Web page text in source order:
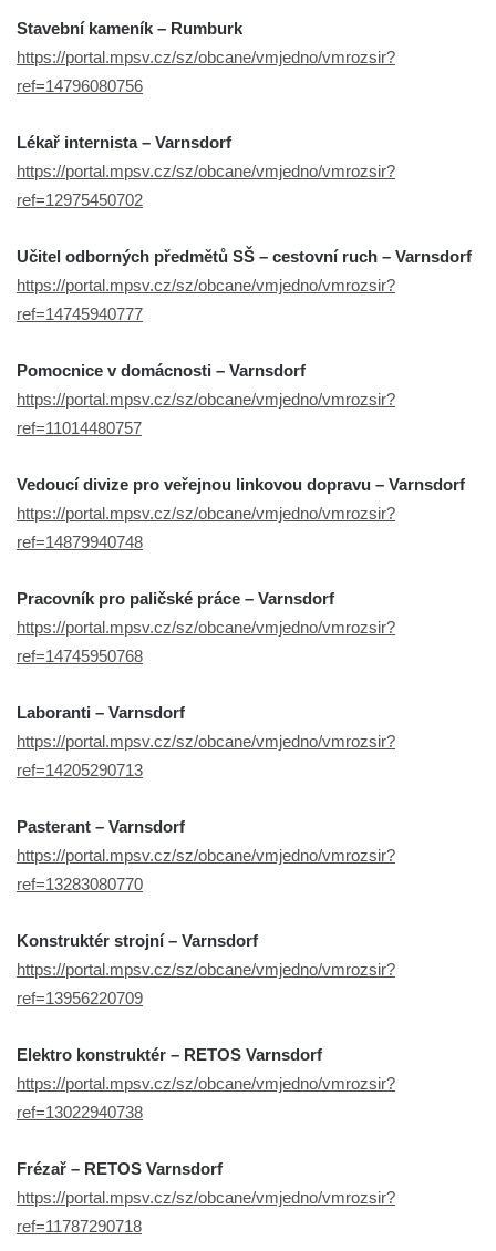
Stavební kameník – Rumburk
https://portal.mpsv.cz/sz/obcane/vmjedno/vmrozsir?
ref=14796080756
Lékař internista – Varnsdorf
https://portal.mpsv.cz/sz/obcane/vmjedno/vmrozsir?
ref=12975450702
Učitel odborných předmětů SŠ – cestovní ruch – Varnsdorf
https://portal.mpsv.cz/sz/obcane/vmjedno/vmrozsir?
ref=14745940777
Pomocnice v domácnosti – Varnsdorf
https://portal.mpsv.cz/sz/obcane/vmjedno/vmrozsir?
ref=11014480757
Vedoucí divize pro veřejnou linkovou dopravu – Varnsdorf
https://portal.mpsv.cz/sz/obcane/vmjedno/vmrozsir?
ref=14879940748
Pracovník pro paličské práce – Varnsdorf
https://portal.mpsv.cz/sz/obcane/vmjedno/vmrozsir?
ref=14745950768
Laboranti – Varnsdorf
https://portal.mpsv.cz/sz/obcane/vmjedno/vmrozsir?
ref=14205290713
Pasterant – Varnsdorf
https://portal.mpsv.cz/sz/obcane/vmjedno/vmrozsir?
ref=13283080770
Konstruktér strojní – Varnsdorf
https://portal.mpsv.cz/sz/obcane/vmjedno/vmrozsir?
ref=13956220709
Elektro konstruktér – RETOS Varnsdorf
https://portal.mpsv.cz/sz/obcane/vmjedno/vmrozsir?
ref=13022940738
Frézař – RETOS Varnsdorf
https://portal.mpsv.cz/sz/obcane/vmjedno/vmrozsir?
ref=11787290718